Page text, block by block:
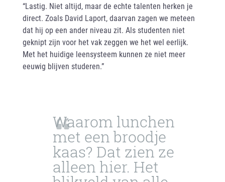
“Lastig. Niet altijd, maar de echte talenten herken je
direct. Zoals David Laport, daarvan zagen we meteen
dat hij op een ander niveau zit. Als studenten niet
geknipt zijn voor het vak zeggen we het wel eerlijk.
Met het huidige leensysteem kunnen ze niet meer
eeuwig blijven studeren.”
Waarom lunchen
met een broodje
kaas? Dat zien ze
alleen hier. Het